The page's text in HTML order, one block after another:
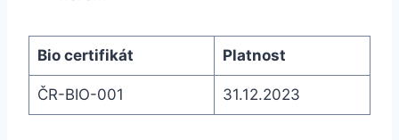
Bio certifikát Platnost
ČR-BIO-001 31.12.2023